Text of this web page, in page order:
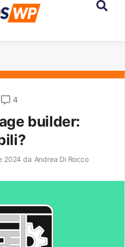
4
builder:
2024 da Andrea Di Rocco